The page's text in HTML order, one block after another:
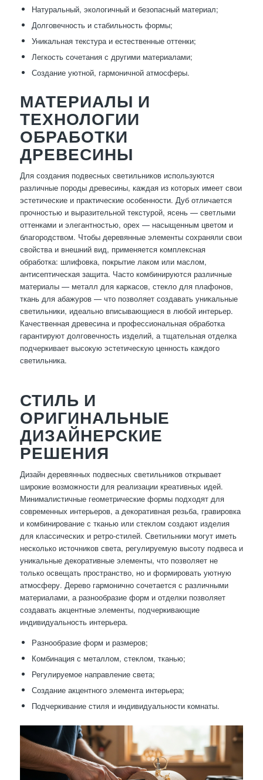
Натуральный, экологичный и безопасный материал;
Долговечность и стабильность формы;
Уникальная текстура и естественные оттенки;
Легкость сочетания с другими материалами;
Создание уютной, гармоничной атмосферы.
МАТЕРИАЛЫ И
ТЕХНОЛОГИИ
ОБРАБОТКИ
ДРЕВЕСИНЫ
Для создания подвесных светильников используются
различные породы древесины, каждая из которых имеет свои
эстетические и практические особенности. Дуб отличается
прочностью и выразительной текстурой, ясень — светлыми
оттенками и элегантностью, орех — насыщенным цветом и
благородством. Чтобы деревянные элементы сохраняли свои
свойства и внешний вид, применяется комплексная
обработка: шлифовка, покрытие лаком или маслом,
антисептическая защита. Часто комбинируются различные
материалы — металл для каркасов, стекло для плафонов,
ткань для абажуров — что позволяет создавать уникальные
светильники, идеально вписывающиеся в любой интерьер.
Качественная древесина и профессиональная обработка
гарантируют долговечность изделий, а тщательная отделка
подчеркивает высокую эстетическую ценность каждого
светильника.
СТИЛЬ И
ОРИГИНАЛЬНЫЕ
ДИЗАЙНЕРСКИЕ
РЕШЕНИЯ
Дизайн деревянных подвесных светильников открывает
широкие возможности для реализации креативных идей.
Минималистичные геометрические формы подходят для
современных интерьеров, а декоративная резьба, гравировка
и комбинирование с тканью или стеклом создают изделия
для классических и ретро-стилей. Светильники могут иметь
несколько источников света, регулируемую высоту подвеса и
уникальные декоративные элементы, что позволяет не
только освещать пространство, но и формировать уютную
атмосферу. Дерево гармонично сочетается с различными
материалами, а разнообразие форм и отделки позволяет
создавать акцентные элементы, подчеркивающие
индивидуальность интерьера.
Разнообразие форм и размеров;
Комбинация с металлом, стеклом, тканью;
Регулируемое направление света;
Создание акцентного элемента интерьера;
Подчеркивание стиля и индивидуальности комнаты.